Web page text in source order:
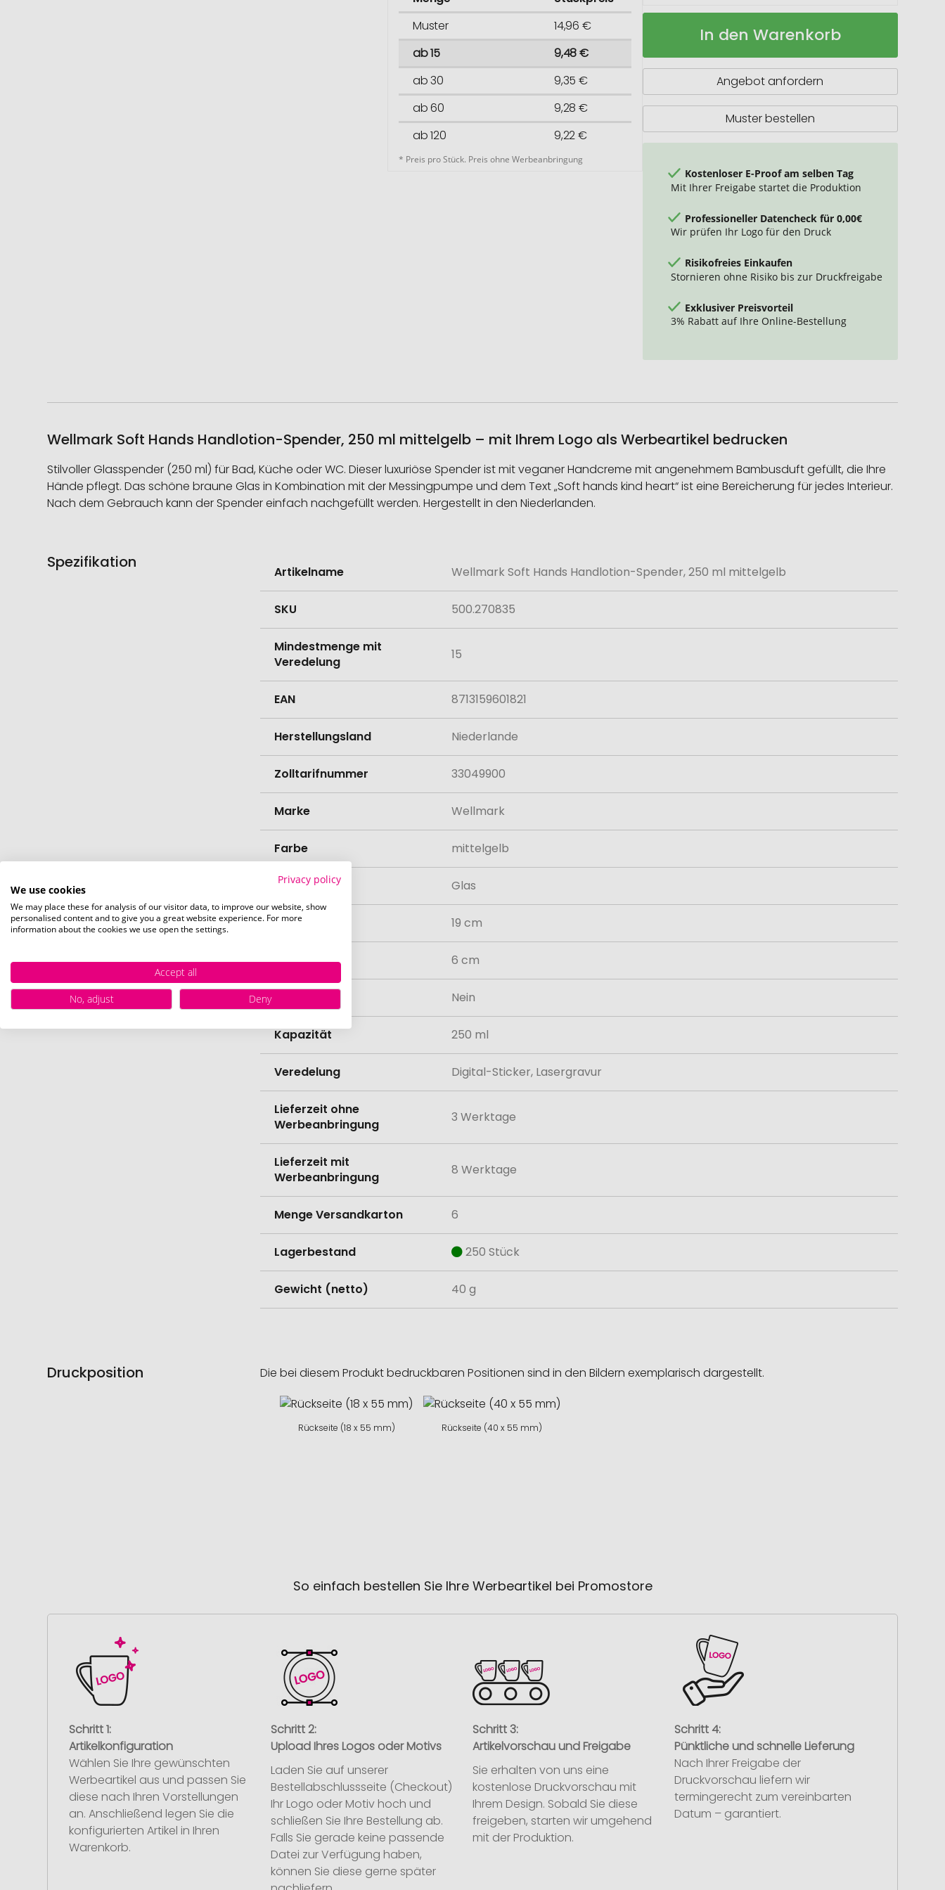
Muster
14,96 €
ab 15
9,48 €
ab 30
9,35 €
ab 60
9,28 €
ab 120
9,22 €
* Preis pro Stück. Preis ohne Werbeanbringung
Wellmark
Handlotion-
ml
Auf
In den Warenkorb
Angebot anfordern
Muster bestellen
Kostenloser E-Proof am selben Tag
Mit Ihrer Freigabe startet die Produktion
Professioneller Datencheck für 0,00€
Wir prüfen Ihr Logo für den Druck
Risikofreies Einkaufen
Stornieren ohne Risiko bis zur Druckfreigabe
Exklusiver Preisvorteil
3% Rabatt auf Ihre Online-Bestellung
Wellmark Soft Hands Handlotion-Spender, 250 ml mittelgelb – mit Ihrem Logo als Werbeartikel bedrucken
Stilvoller Glasspender (250 ml) für Bad, Küche oder WC. Dieser luxuriöse Spender ist mit veganer Handcreme mit angenehmem Bambusduft gefüllt, die Ihre
Hände pflegt. Das schöne braune Glas in Kombination mit der Messingpumpe und dem Text „Soft hands kind heart“ ist eine Bereicherung für jedes Interieur.
Nach dem Gebrauch kann der Spender einfach nachgefüllt werden. Hergestellt in den Niederlanden.
Spezifikation
Informationen
Artikelname Wellmark Soft Hands Handlotion-Spender, 250 ml mittelgelb
SKU 500.270835
Mindestmenge mit
Veredelung
15
EAN 8713159601821
Herstellungsland Niederlande
Zolltarifnummer 33049900
Marke Wellmark
Farbe mittelgelb
Material Glas
Höhe 19 cm
Durchmesser 6 cm
Nein
Kapazität 250 ml
Veredelung Digital-Sticker, Lasergravur
Lieferzeit ohne
Werbeanbringung
3 Werktage
Lieferzeit mit
Werbeanbringung
8 Werktage
Menge Versandkarton 6
Lagerbestand 250 Stück
Gewicht (netto) 40 g
Druckposition Die bei diesem Produkt bedruckbaren Positionen sind in den Bildern exemplarisch dargestellt.
Rückseite (18 x 55 mm) Rückseite (40 x 55 mm)
So einfach bestellen Sie Ihre Werbeartikel bei Promostore
Schritt 1:
Artikelkonfiguration
Wählen Sie Ihre gewünschten
Werbeartikel aus und passen Sie
diese nach Ihren Vorstellungen
an. Anschließend legen Sie die
konfigurierten Artikel in Ihren
Warenkorb.
Schritt 2:
Upload Ihres Logos oder Motivs
Laden Sie auf unserer
Bestellabschlussseite (Checkout)
Ihr Logo oder Motiv hoch und
schließen Sie Ihre Bestellung ab.
Falls Sie gerade keine passende
Datei zur Verfügung haben,
können Sie diese gerne später
Schritt 3:
Artikelvorschau und Freigabe
Sie erhalten von uns eine
kostenlose Druckvorschau mit
Ihrem Design. Sobald Sie diese
freigeben, starten wir umgehend
mit der Produktion.
Schritt 4:
Pünktliche und schnelle Lieferung
Nach Ihrer Freigabe der
Druckvorschau liefern wir
termingerecht zum vereinbarten
Datum – garantiert.
Privacy policy
We use cookies
We may place these for analysis of our visitor data, to improve our website, show
personalised content and to give you a great website experience. For more
information about the cookies we use open the settings.
Accept all
No, adjust
Deny